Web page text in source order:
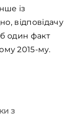
із
відповідачу
один факт
2015-му.
з